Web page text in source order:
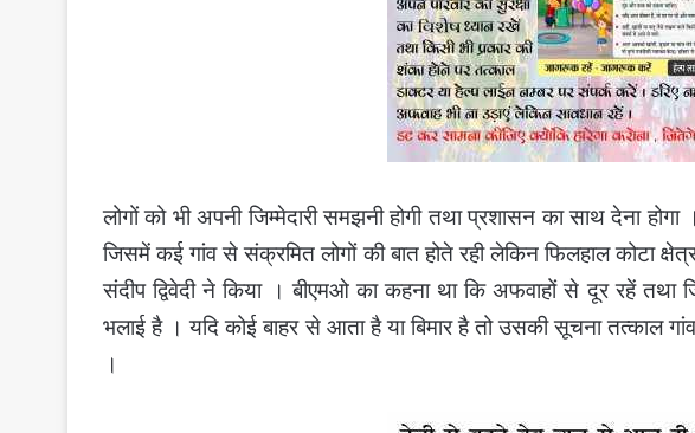
लोगों को भी अपनी जिम्मेदारी समझनी होगी तथा प्रशासन का साथ देना
जिसमें कई गांव से संक्रमित लोगों की बात होते रही लेकिन फिलहाल कोटा
संदीप द्विवेदी ने किया । बीएमओ का कहना था कि अफवाहों से दूर रहें
भलाई है । यदि कोई बाहर से आता है या बिमार है तो उसकी सूचना तत्काल
।